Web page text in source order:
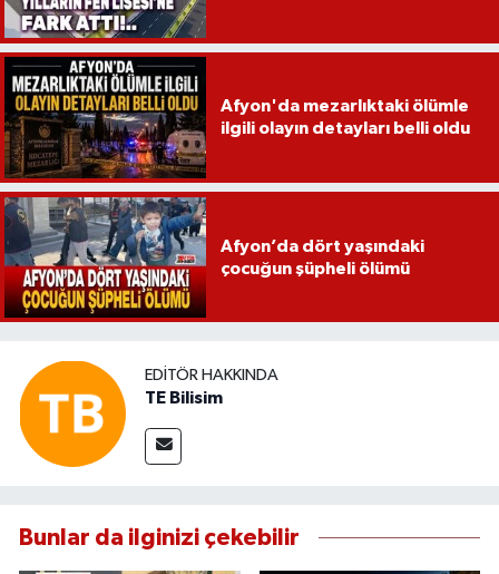
Afyon'da mezarlıktaki ölümle
ilgili olayın detayları belli oldu
Afyon’da dört yaşındaki
çocuğun şüpheli ölümü
EDITÖR HAKKINDA
TE Bilisim
Bunlar da ilginizi çekebilir